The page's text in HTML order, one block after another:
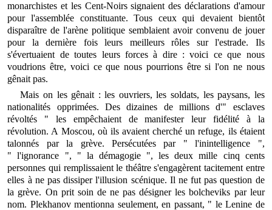
monarchistes et les Cent-Noirs signaient des déclarations d'amour
pour l'assemblée constituante. Tous ceux qui devaient bientôt
disparaître de l'arène politique semblaient avoir convenu de jouer
pour la dernière fois leurs meilleurs rôles sur l'estrade. Ils
s'évertuaient de toutes leurs forces à dire : voici ce que nous
voudrions être, voici ce que nous pourrions être si l'on ne nous
gênait pas.
Mais on les gênait : les ouvriers, les soldats, les paysans, les
nationalités opprimées. Des dizaines de millions d'" esclaves
révoltés " les empêchaient de manifester leur fidélité à la
révolution. A Moscou, où ils avaient cherché un refuge, ils étaient
talonnés par la grève. Persécutées par " l'inintelligence ",
" l'ignorance ", " la démagogie ", les deux mille cinq cents
personnes qui remplissaient le théâtre s'engagèrent tacitement entre
elles à ne pas dissiper l'illusion scénique. Il ne fut pas question de
la grève. On prit soin de ne pas désigner les bolcheviks par leur
nom. Plekhanov mentionna seulement, en passant, " le Lenine de